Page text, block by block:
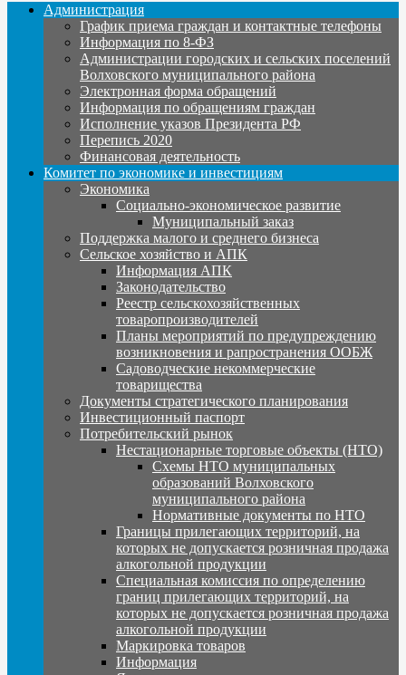
Администрация
График приема граждан и контактные телефоны
Информация по 8-ФЗ
Администрации городских и сельских поселений
Волховского муниципального района
Электронная форма обращений
Информация по обращениям граждан
Исполнение указов Президента РФ
Перепись 2020
Финансовая деятельность
Комитет по экономике и инвестициям
Экономика
Социально-экономическое развитие
Муниципальный заказ
Поддержка малого и среднего бизнеса
Сельское хозяйство и АПК
Информация АПК
Законодательство
Реестр сельскохозяйственных
товаропроизводителей
Планы мероприятий по предупреждению
возникновения и рапространения ООБЖ
Садоводческие некоммерческие
товарищества
Документы стратегического планирования
Инвестиционный паспорт
Потребительский рынок
Нестационарные торговые объекты (НТО)
Схемы НТО муниципальных
образований Волховского
муниципального района
Нормативные документы по НТО
Границы прилегающих территорий, на
которых не допускается розничная продажа
алкогольной продукции
Специальная комиссия по определению
границ прилегающих территорий, на
которых не допускается розничная продажа
алкогольной продукции
Маркировка товаров
Информация